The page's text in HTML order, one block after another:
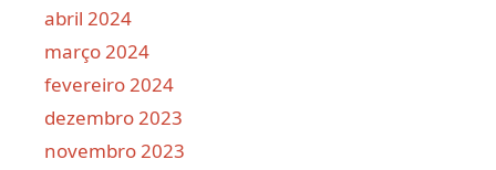
abril 2024
março 2024
fevereiro 2024
dezembro 2023
novembro 2023